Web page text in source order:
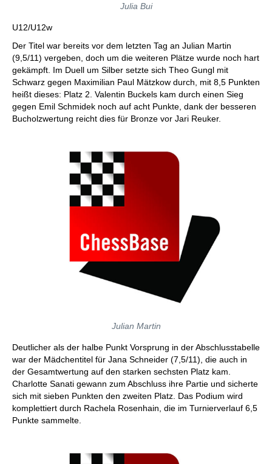
Julia Bui
U12/U12w
Der Titel war bereits vor dem letzten Tag an Julian Martin
(9,5/11) vergeben, doch um die weiteren Plätze wurde noch hart
gekämpft. Im Duell um Silber setzte sich Theo Gungl mit
Schwarz gegen Maximilian Paul Mätzkow durch, mit 8,5 Punkten
heißt dieses: Platz 2. Valentin Buckels kam durch einen Sieg
gegen Emil Schmidek noch auf acht Punkte, dank der besseren
Bucholzwertung reicht dies für Bronze vor Jari Reuker.
Julian Martin
Deutlicher als der halbe Punkt Vorsprung in der Abschlusstabelle
war der Mädchentitel für Jana Schneider (7,5/11), die auch in
der Gesamtwertung auf den starken sechsten Platz kam.
Charlotte Sanati gewann zum Abschluss ihre Partie und sicherte
sich mit sieben Punkten den zweiten Platz. Das Podium wird
komplettiert durch Rachela Rosenhain, die im Turnierverlauf 6,5
Punkte sammelte.